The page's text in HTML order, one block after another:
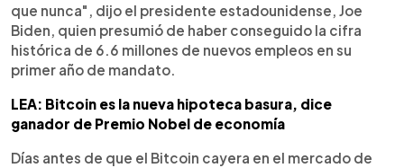
que nunca", dijo el presidente estadounidense, Joe
Biden, quien presumió de haber conseguido la cifra
histórica de 6.6 millones de nuevos empleos en su
primer año de mandato.
LEA: Bitcoin es la nueva hipoteca basura, dice
ganador de Premio Nobel de economía
Días antes de que el Bitcoin cayera en el mercado de